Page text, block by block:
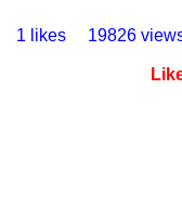
1 likes 19826